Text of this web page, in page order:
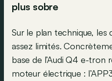
plus sobre
Sur le plan technique,
assez limités.
base de l’Audi Q4 e-tron
moteur électrique :